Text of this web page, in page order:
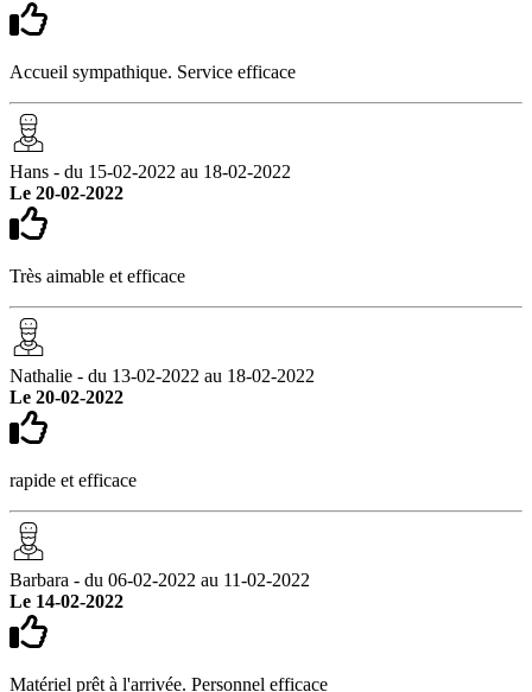
Accueil sympathique. Service efficace
Hans - du 15-02-2022 au 18-02-2022
Le 20-02-2022
Très aimable et efficace
Nathalie - du 13-02-2022 au 18-02-2022
Le 20-02-2022
rapide et efficace
Barbara - du 06-02-2022 au 11-02-2022
Le 14-02-2022
Matériel prêt à l'arrivée. Personnel efficace